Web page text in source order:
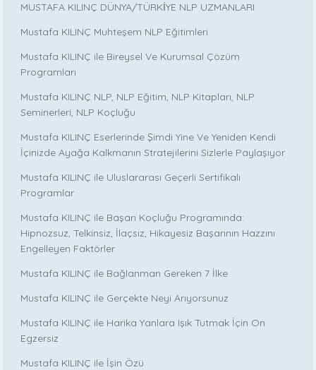
MUSTAFA KILINÇ DÜNYA/TÜRKİYE NLP UZMANLARI
Mustafa KILINÇ Muhteşem NLP Eğitimleri
Mustafa KILINÇ ile Bireysel Ve Kurumsal Çözüm
Programları
Mustafa KILINÇ NLP, NLP Eğitim, NLP Kitapları, NLP
Seminerleri, NLP Koçluğu
Mustafa KILINÇ Eserlerinde Şimdi Yine Ve Yeniden Kendi
İçinizde Ayağa Kalkmanın Stratejilerini Sizlerle Paylaşıyor
Mustafa KILINÇ ile Uluslararası Geçerli Sertifikalı
Programlar
Mustafa KILINÇ ile Başarı Koçluğu Programında:
Hipnozsuz, Telkinsiz, İlaçsız, Hikayesiz Başarının Hazzını
Engelleyen Faktörler
Mustafa KILINÇ ile Bağlanman Gereken 7 İlke
Mustafa KILINÇ ile Gerçekte Neyi Arıyorsunuz
Mustafa KILINÇ ile Harika Yanlara Işık Tutmak İçin On
Egzersiz
Mustafa KILINÇ ile İşin Özü